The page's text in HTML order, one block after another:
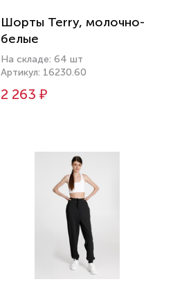
Шорты Terry, молочно-
белые
На складе: 64 шт
Артикул: 16230.60
2 263 ₽